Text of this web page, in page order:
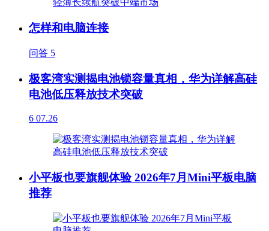
怎样和电脑连接
问答 5
极客湾实测揭电池锁容量真相，华为详解高硅
电池低压释放技术突破
6 07.26
小平板也要旗舰体验 2026年7月Mini平板电脑
推荐